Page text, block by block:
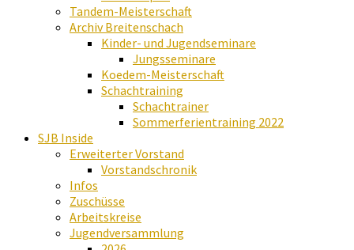
Tandem-Meisterschaft
Archiv Breitenschach
Kinder- und Jugendseminare
Jungsseminare
Koedem-Meisterschaft
Schachtraining
Schachtrainer
Sommerferientraining 2022
SJB Inside
Erweiterter Vorstand
Vorstandschronik
Infos
Zuschüsse
Arbeitskreise
Jugendversammlung